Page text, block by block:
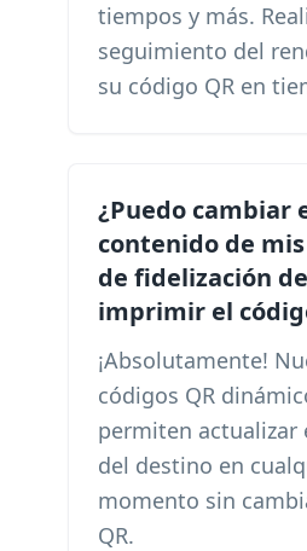
tiempos y más.
seguimiento del
su código QR en
¿Puedo cambiar
contenido de
de fidelización
imprimir el
¡Absolutamente!
códigos QR
permiten actualizar
del destino en
momento sin
QR.